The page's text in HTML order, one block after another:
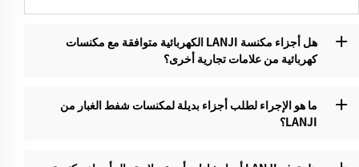
هل أجزاء مكنسة LANJI الكهربائية متوافقة مع مكنسات
كهربائية من علامات تجارية أخرى؟‌
ما هو الإجراء لطلب أجزاء بديلة لمكنسات شفط الغبار من
LANJI؟